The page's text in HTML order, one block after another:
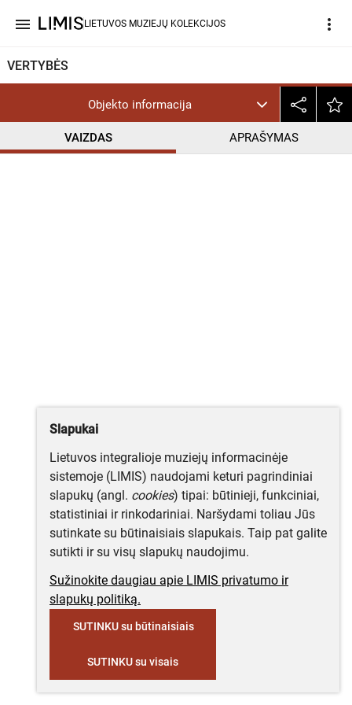
menu LIETUVOS MUZIEJŲ KOLEKCIJOS more_vert
VERTYBĖS
Objekto informacija
VAIZDAS APRAŠYMAS
CC BY-NC
Slapukai
Lietuvos integralioje muziejų informacinėje
sistemoje (LIMIS) naudojami keturi pagrindiniai
slapukų (angl. cookies) tipai: būtinieji, funkciniai,
statistiniai ir rinkodariniai. Naršydami toliau Jūs
sutinkate su būtinaisiais slapukais. Taip pat galite
sutikti ir su visų slapukų naudojimu.
Sužinokite daugiau apie LIMIS privatumo ir
slapukų politiką.
SUTINKU su būtinaisiais
SUTINKU su visais